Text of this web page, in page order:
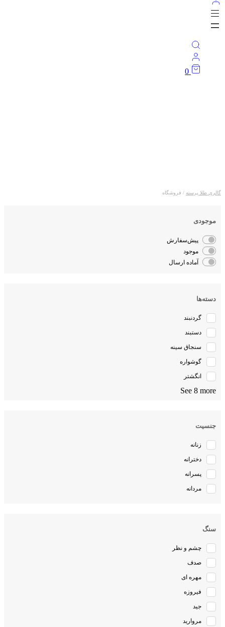
0
گالری طلا پرسته / فروشگاه
موجودی
پیش‌سفارش
موجود
آماده ارسال
دسته‌ها
گردنبند
دستبند
سنجاق سینه
گوشواره
انگشتر
See 8 more
جنسیت
زنانه
دخترانه
پسرانه
مردانه
سنگ
چشم و نظر
صدف
مهره ای
فیروزه
جید
مروارید